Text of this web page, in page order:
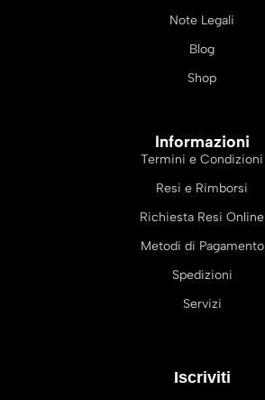
Note Legali
Blog
Shop
Informazioni
Termini e Condizioni
Resi e Rimborsi
Richiesta Resi Online
Metodi di Pagamento
Spedizioni
Servizi
Iscriviti